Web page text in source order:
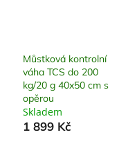
Můstková kontrolní
váha TCS do 200
kg/20 g 40x50 cm s
opěrou
Skladem
1 899 Kč